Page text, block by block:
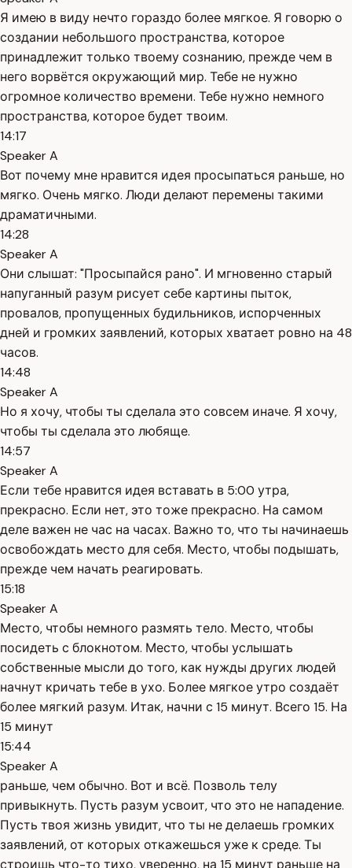
Я имею в виду нечто гораздо более мягкое. Я говорю о
создании небольшого пространства, которое
принадлежит только твоему сознанию, прежде чем в
него ворвётся окружающий мир. Тебе не нужно
огромное количество времени. Тебе нужно немного
пространства, которое будет твоим.
14:17
Speaker A
Вот почему мне нравится идея просыпаться раньше, но
мягко. Очень мягко. Люди делают перемены такими
драматичными.
14:28
Speaker A
Они слышат: "Просыпайся рано". И мгновенно старый
напуганный разум рисует себе картины пыток,
провалов, пропущенных будильников, испорченных
дней и громких заявлений, которых хватает ровно на 48
часов.
14:48
Speaker A
Но я хочу, чтобы ты сделала это совсем иначе. Я хочу,
чтобы ты сделала это любяще.
14:57
Speaker A
Если тебе нравится идея вставать в 5:00 утра,
прекрасно. Если нет, это тоже прекрасно. На самом
деле важен не час на часах. Важно то, что ты начинаешь
освобождать место для себя. Место, чтобы подышать,
прежде чем начать реагировать.
15:18
Speaker A
Место, чтобы немного размять тело. Место, чтобы
посидеть с блокнотом. Место, чтобы услышать
собственные мысли до того, как нужды других людей
начнут кричать тебе в ухо. Более мягкое утро создаёт
более мягкий разум. Итак, начни с 15 минут. Всего 15. На
15 минут
15:44
Speaker A
раньше, чем обычно. Вот и всё. Позволь телу
привыкнуть. Пусть разум усвоит, что это не нападение.
Пусть твоя жизнь увидит, что ты не делаешь громких
заявлений, от которых откажешься уже к среде. Ты
строишь что-то тихо, уверенно, на 15 минут раньше на